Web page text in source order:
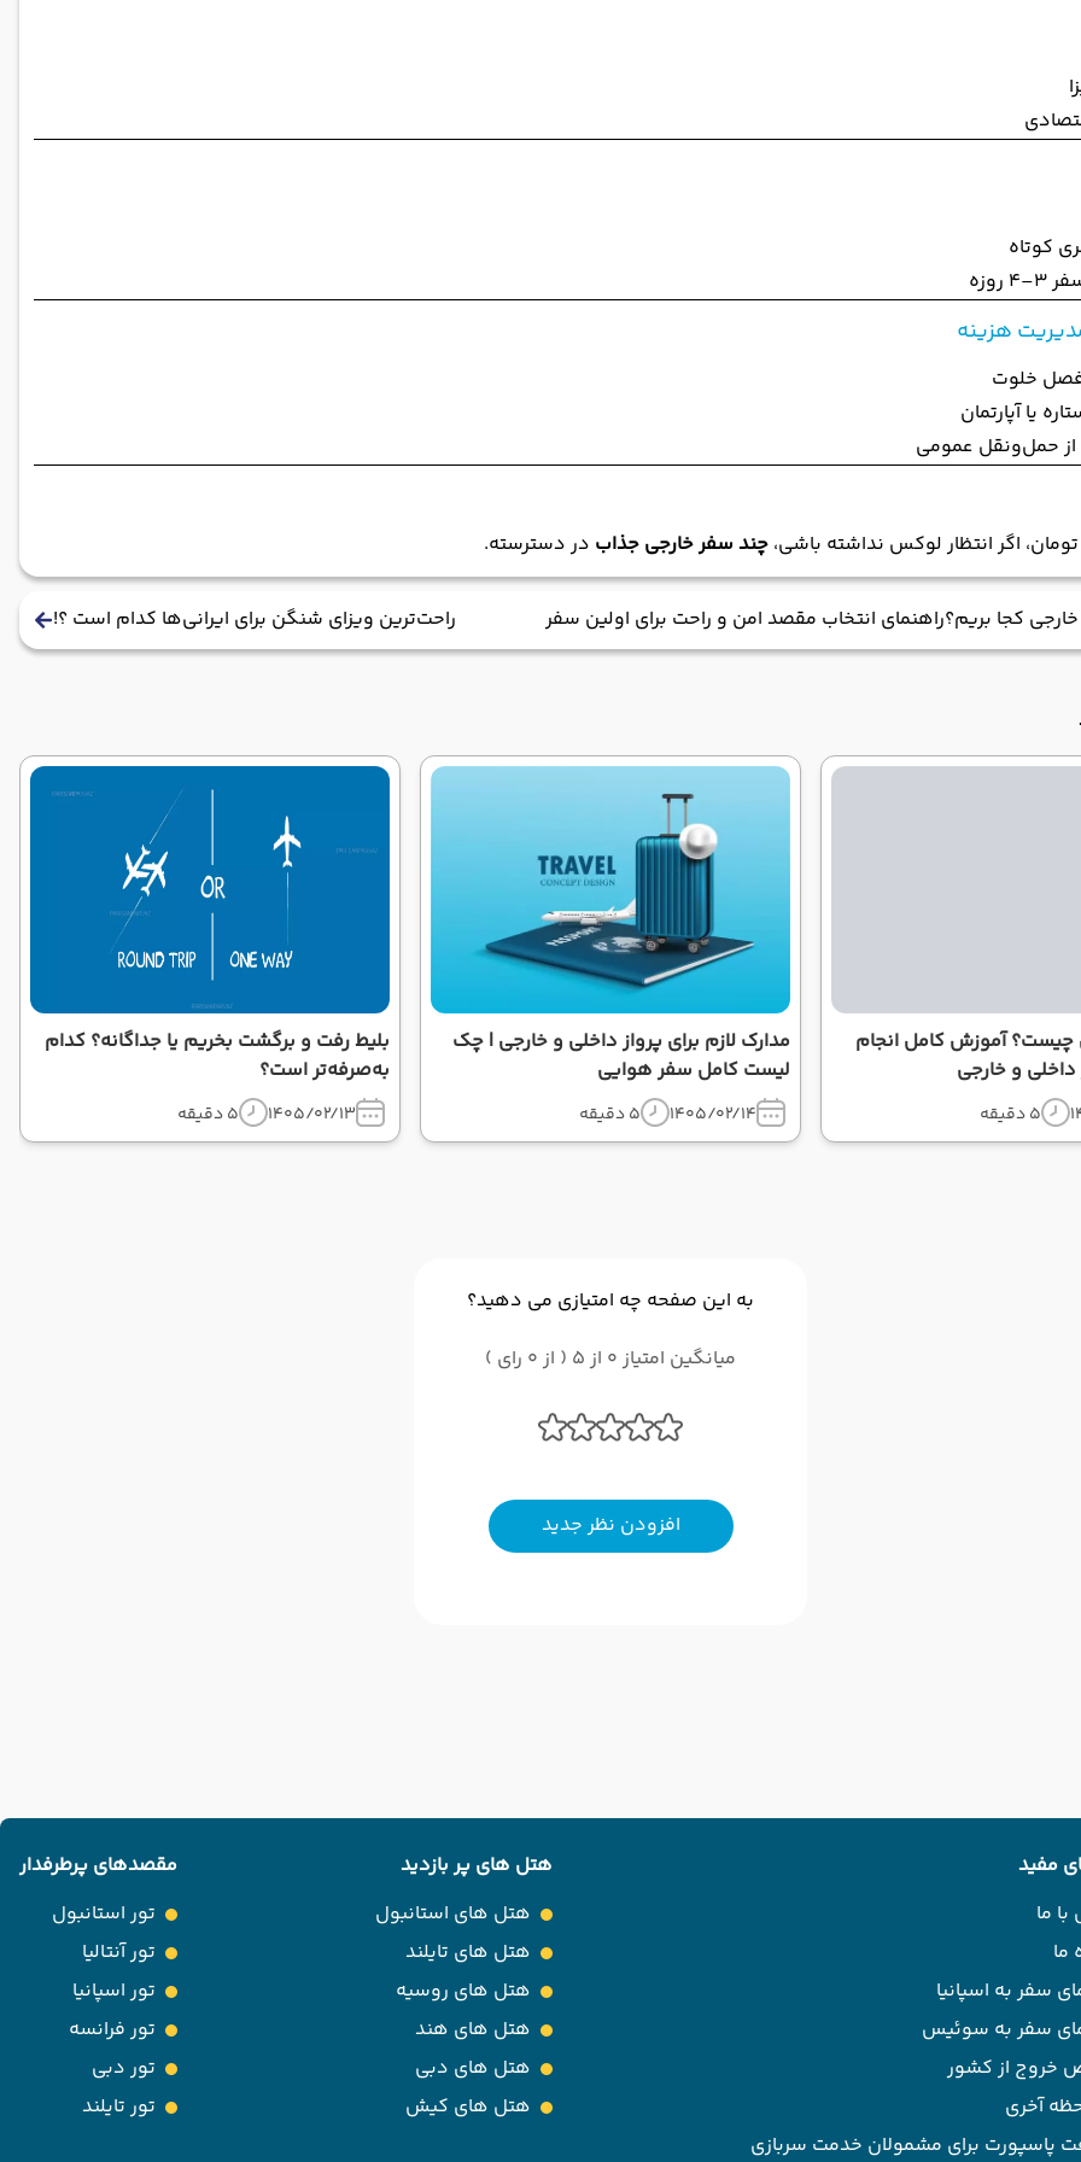
کوتاه
روزه
هزینه
خلوت
از حمل‌ونقل عمومی
چند سفر خارجی جذاب در دسترسته.
کجا بریم؟راهنمای انتخاب مقصد امن و راحت برای اولین سفر راحت‌ترین ویزای شنگن برای ایرانی‌ها کدام است ؟!
چیست؟ آموزش کامل انجام
و خارجی
5 دقیقه
مدارک لازم برای پرواز داخلی و خارجی | چک
لیست کامل سفر هوایی
1405/02/14 5 دقیقه
بلیط رفت و برگشت بخریم یا جداگانه؟ کدام
به‌صرفه‌تر است؟
1405/02/13 5 دقیقه
به این صفحه چه امتیازی می دهید؟
میانگین امتیاز 0 از 5 ( از 0 رای )
افزودن نظر جدید
مفید
ما
ما
سفر به اسپانیا
سفر به سوئیس
خروج از کشور
آخری
پاسپورت برای مشمولان خدمت سربازی
هتل های پر بازدید
هتل های استانبول
هتل های تایلند
هتل های روسیه
هتل های هند
هتل های دبی
هتل های کیش
مقصدهای پرطرفدار
تور استانبول
تور آنتالیا
تور اسپانیا
تور فرانسه
تور دبی
تور تایلند